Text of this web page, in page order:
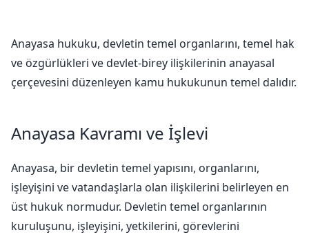
Anayasa hukuku, devletin temel organlarını, temel hak
ve özgürlükleri ve devlet-birey ilişkilerinin anayasal
çerçevesini düzenleyen kamu hukukunun temel dalıdır.
Anayasa Kavramı ve İşlevi
Anayasa, bir devletin temel yapısını, organlarını,
işleyişini ve vatandaşlarla olan ilişkilerini belirleyen en
üst hukuk normudur. Devletin temel organlarının
kuruluşunu, işleyişini, yetkilerini, görevlerini